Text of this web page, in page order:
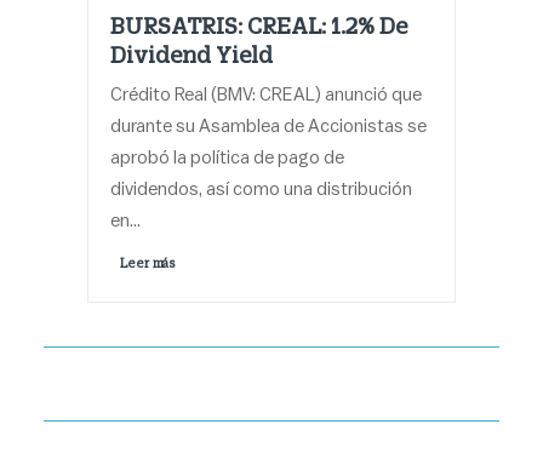
BURSATRIS: CREAL: 1.2% De
Dividend Yield
Crédito Real (BMV: CREAL) anunció que
durante su Asamblea de Accionistas se
aprobó la política de pago de
dividendos, así como una distribución
en…
Leer más